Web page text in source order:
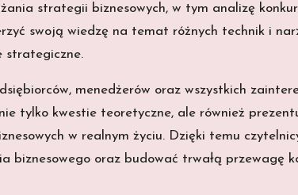
strategii biznesowych, w tym analizę
swoją wiedzę na temat różnych technik i
strategiczne.
menedżerów oraz wszystkich
tylko kwestie teoretyczne, ale również
w realnym życiu. Dzięki temu
biznesowego oraz budować trwałą przewagę